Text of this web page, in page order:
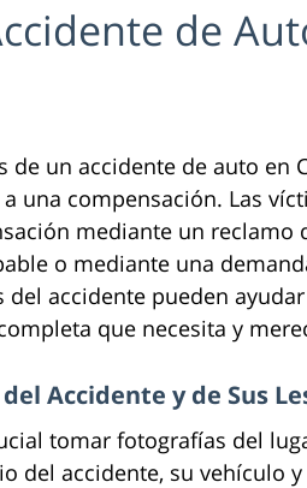
de
de un accidente de auto en
una compensación. Las
mediante un reclamo
o mediante una
del accidente pueden
que necesita y
Accidente y de Sus
tomar fotografías del
del accidente, su vehículo